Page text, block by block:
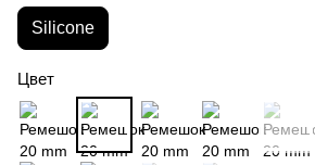
Silicone
Цвет